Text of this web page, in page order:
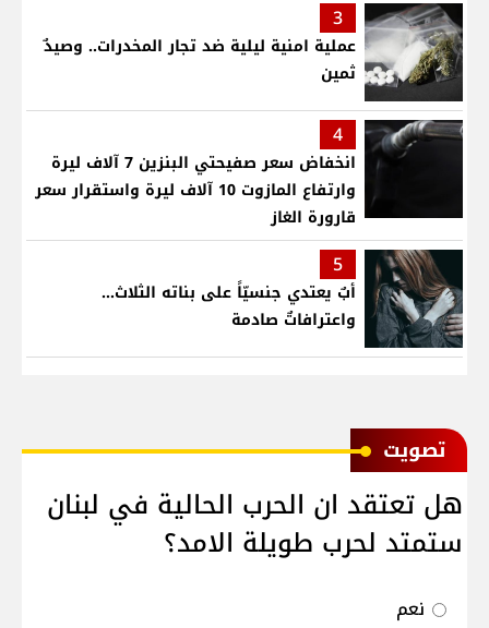
3
عملية امنية ليلية ضد تجار المخدرات.. وصيدٌ
ثمين
4
انخفاض سعر صفيحتي البنزين 7 آلاف ليرة
وارتفاع المازوت 10 آلاف ليرة واستقرار سعر
قارورة الغاز
5
أبٌ يعتدي جنسيّاً على بناته الثلاث…
واعترافاتٌ صادمة
ﺗﺼﻮﻳﺖ
هل تعتقد ان الحرب الحالية في لبنان
ستمتد لحرب طويلة الامد؟
نعم